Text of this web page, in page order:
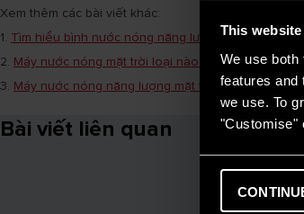
This
We use
features and
we use. To
"Customise"
Xem thêm các bài viết khác:
1. Tìm hiểu bình nước nóng năng lượng mặt trời giá
2. Máy nước nóng mặt trời loại nào tốt ? Tìm hiểu
3. Máy nước nóng năng lượng mặt trời
Bài viết liên quan